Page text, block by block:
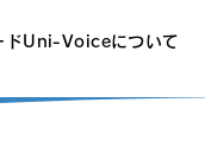
ドUni-Voiceについて